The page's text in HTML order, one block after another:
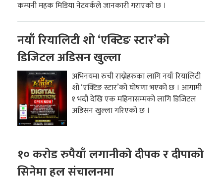
कम्पनी महक मिडिया नेटवर्कले जानकारी गराएको छ ।
नयाँ रियालिटी शो ‘एक्टिङ स्टार’को
डिजिटल अडिसन खुल्ला
अभिनयमा रुची राख्नेहरुका लागि नयाँ रियालिटी
शो ‘एक्टिङ स्टार’को घोषणा भएको छ । आगामी
१ भदौ देखि एक महिनासम्मको लागि डिजिटल
अडिसन खुल्ला गरिएको छ ।
१० करोड रुपैयाँ लगानीको दीपक र दीपाको
सिनेमा हल संचालनमा